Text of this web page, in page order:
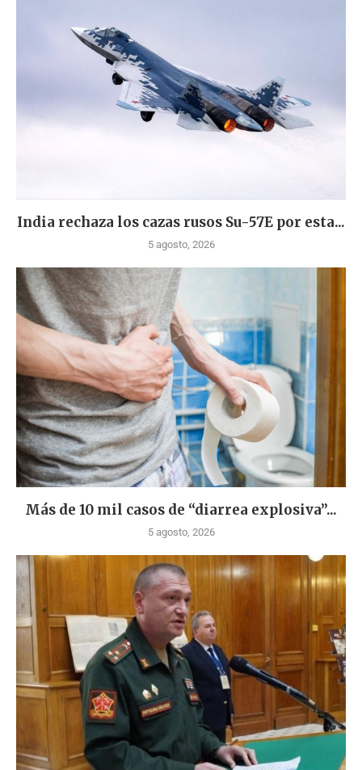
India rechaza los cazas rusos Su-57E por esta...
5 agosto, 2026
Más de 10 mil casos de “diarrea explosiva”...
5 agosto, 2026